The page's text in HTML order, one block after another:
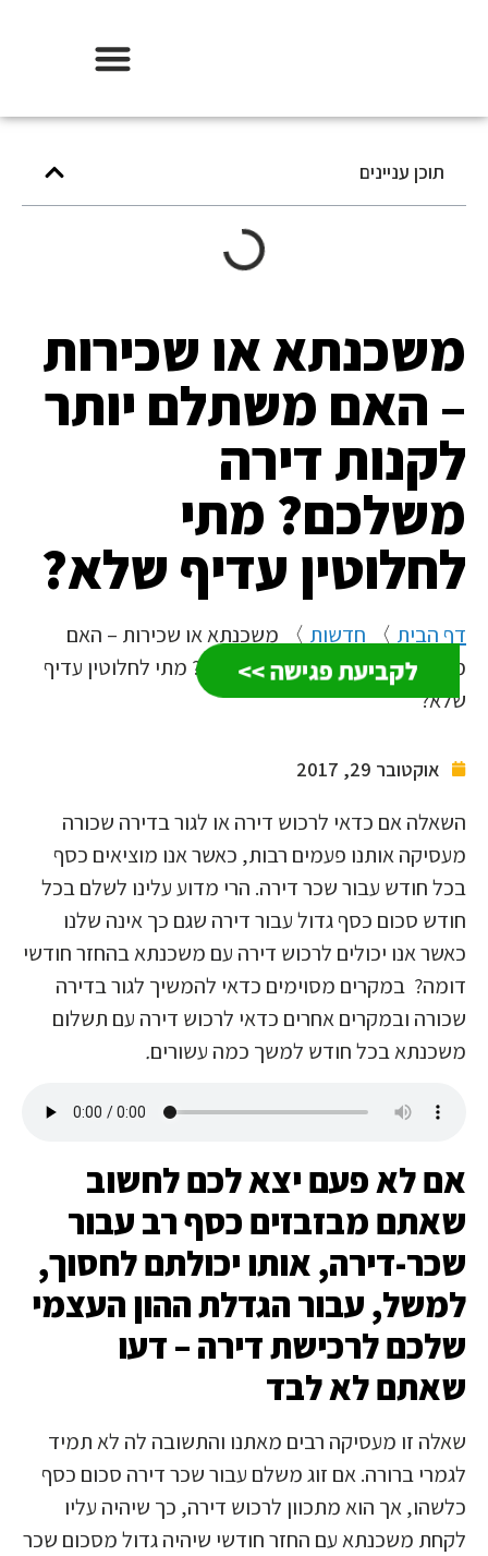
לקביעת פגישה >>
תוכן עניינים
משכנתא או שכירות
– האם משתלם יותר
לקנות דירה
משלכם? מתי
לחלוטין עדיף שלא?
דף הבית〉חדשות〉משכנתא או שכירות – האם
משתלם יותר לקנות דירה משלכם? מתי לחלוטין עדיף
שלא?
אוקטובר 29, 2017
השאלה אם כדאי לרכוש דירה או לגור בדירה שכורה
מעסיקה אותנו פעמים רבות, כאשר אנו מוציאים כסף
בכל חודש עבור שכר דירה. הרי מדוע עלינו לשלם בכל
חודש סכום כסף גדול עבור דירה שגם כך אינה שלנו
כאשר אנו יכולים לרכוש דירה עם משכנתא בהחזר חודשי
דומה? במקרים מסוימים כדאי להמשיך לגור בדירה
שכורה ובמקרים אחרים כדאי לרכוש דירה עם תשלום
משכנתא בכל חודש למשך כמה עשורים.
אם לא פעם יצא לכם לחשוב
שאתם מבזבזים כסף רב עבור
שכר-דירה, אותו יכולתם לחסוך,
למשל, עבור הגדלת ההון העצמי
שלכם לרכישת דירה – דעו
שאתם לא לבד
שאלה זו מעסיקה רבים מאתנו והתשובה לה לא תמיד
לגמרי ברורה. אם זוג משלם עבור שכר דירה סכום כסף
כלשהו, אך הוא מתכוון לרכוש דירה, כך שיהיה עליו
לקחת משכנתא עם החזר חודשי שיהיה גדול מסכום שכר